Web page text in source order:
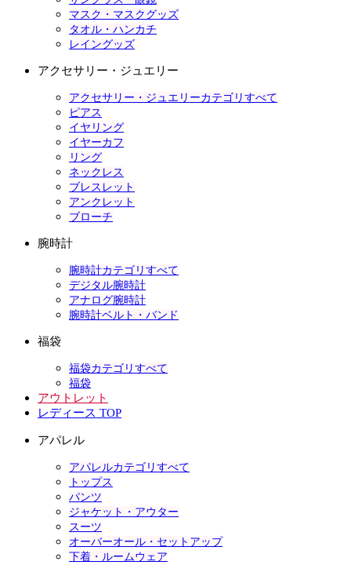
マスク・マスクグッズ
タオル・ハンカチ
レイングッズ
アクセサリー・ジュエリー
アクセサリー・ジュエリーカテゴリすべて
ピアス
イヤリング
イヤーカフ
リング
ネックレス
ブレスレット
アンクレット
ブローチ
腕時計
腕時計カテゴリすべて
デジタル腕時計
アナログ腕時計
腕時計ベルト・バンド
福袋
福袋カテゴリすべて
福袋
アウトレット
レディース TOP
アパレル
アパレルカテゴリすべて
トップス
パンツ
ジャケット・アウター
スーツ
オーバーオール・セットアップ
下着・ルームウェア